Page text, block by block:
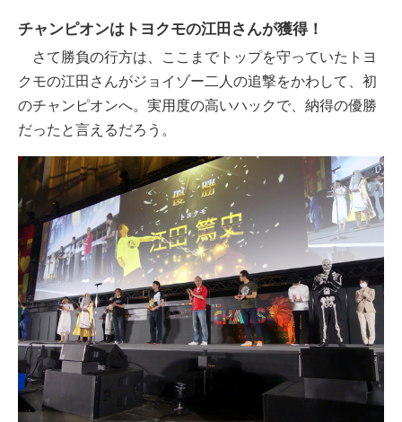
チャンピオンはトヨクモの江田さんが獲得！
さて勝負の行方は、ここまでトップを守っていたトヨ
クモの江田さんがジョイゾー二人の追撃をかわして、初
のチャンピオンへ。実用度の高いハックで、納得の優勝
だったと言えるだろう。